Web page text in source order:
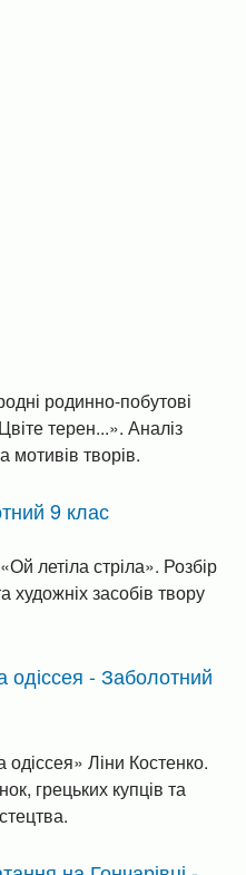
родинно-побутові
терен...». Аналіз
мотивів творів.
9 клас
летіла стріла». Розбір
художніх засобів твору
- Заболотний
одіссея» Ліни Костенко.
грецьких купців та